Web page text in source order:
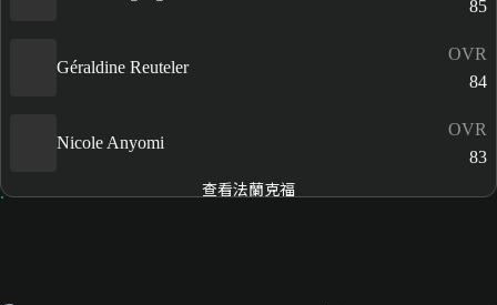
85
Géraldine Reuteler
OVR
84
Nicole Anyomi
OVR
83
查看法蘭克福